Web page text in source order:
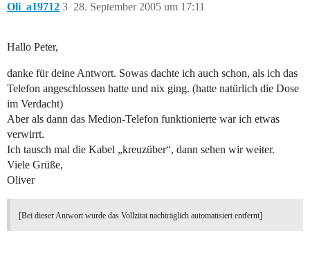
Oli_a19712 28. September 2005 um 17:11
3
Hallo Peter,
danke für deine Antwort. Sowas dachte ich auch schon, als ich das
Telefon angeschlossen hatte und nix ging. (hatte natürlich die Dose
im Verdacht)
Aber als dann das Medion-Telefon funktionierte war ich etwas
verwirrt.
Ich tausch mal die Kabel „kreuzüber“, dann sehen wir weiter.
Viele Grüße,
Oliver
[Bei dieser Antwort wurde das Vollzitat nachträglich automatisiert entfernt]